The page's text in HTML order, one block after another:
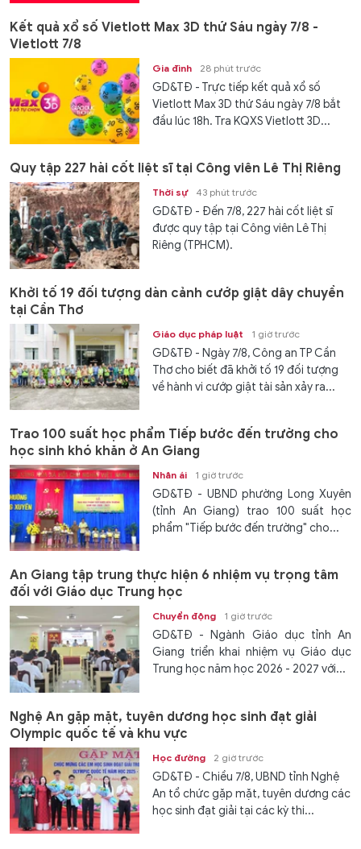
Kết quả xổ số Vietlott Max 3D thứ Sáu ngày 7/8 -
Vietlott 7/8
Gia đình 28 phút trước
GD&TĐ - Trực tiếp kết quả xổ số
Vietlott Max 3D thứ Sáu ngày 7/8 bắt
đầu lúc 18h. Tra KQXS Vietlott 3D...
Quy tập 227 hài cốt liệt sĩ tại Công viên Lê Thị Riêng
Thời sự 43 phút trước
GD&TĐ - Đến 7/8, 227 hài cốt liệt sĩ
được quy tập tại Công viên Lê Thị
Riêng (TPHCM).
Khởi tố 19 đối tượng dàn cảnh cướp giật dây chuyền
tại Cần Thơ
Giáo dục pháp luật 1 giờ trước
GD&TĐ - Ngày 7/8, Công an TP Cần
Thơ cho biết đã khởi tố 19 đối tượng
về hành vi cướp giật tài sản xảy ra...
Trao 100 suất học phẩm Tiếp bước đến trường cho
học sinh khó khăn ở An Giang
Nhân ái 1 giờ trước
GD&TĐ - UBND phường Long Xuyên
(tỉnh An Giang) trao 100 suất học
phẩm "Tiếp bước đến trường" cho...
An Giang tập trung thực hiện 6 nhiệm vụ trọng tâm
đối với Giáo dục Trung học
Chuyển động 1 giờ trước
GD&TĐ - Ngành Giáo dục tỉnh An
Giang triển khai nhiệm vụ Giáo dục
Trung học năm học 2026 - 2027 với...
Nghệ An gặp mặt, tuyên dương học sinh đạt giải
Olympic quốc tế và khu vực
Học đường 2 giờ trước
GD&TĐ - Chiều 7/8, UBND tỉnh Nghệ
An tổ chức gặp mặt, tuyên dương các
học sinh đạt giải tại các kỳ thi...